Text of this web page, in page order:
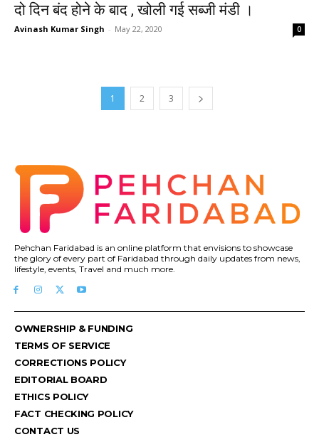
दो दिन बंद होने के बाद , खोली गई सब्जी मंडी ।
Avinash Kumar Singh - May 22, 2020 0
1 2 3
Pehchan Faridabad is an online platform that envisions to showcase
the glory of every part of Faridabad through daily updates from news,
lifestyle, events, Travel and much more.
OWNERSHIP & FUNDING
TERMS OF SERVICE
CORRECTIONS POLICY
EDITORIAL BOARD
ETHICS POLICY
FACT CHECKING POLICY
CONTACT US